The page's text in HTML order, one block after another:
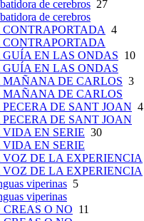
de cerebros 27
de cerebros
4
GUÍA EN LAS ONDAS 10
GUÍA EN LAS ONDAS
MAÑANA DE CARLOS 3
MAÑANA DE CARLOS
DE SANT JOAN 4
DE SANT JOAN
EN SERIE 30
EN SERIE
DE LA EXPERIENCIA
DE LA EXPERIENCIA
viperinas 5
viperinas
CREAS O NO 11